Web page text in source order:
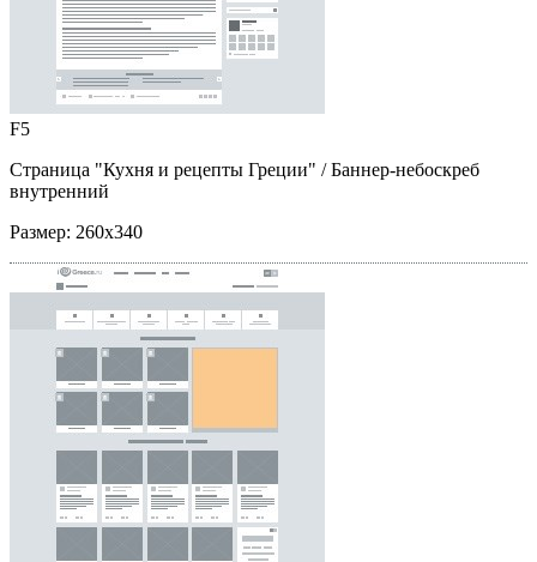
F5
Страница "Кухня и рецепты Греции" / Баннер-небоскреб
внутренний
Размер: 260x340